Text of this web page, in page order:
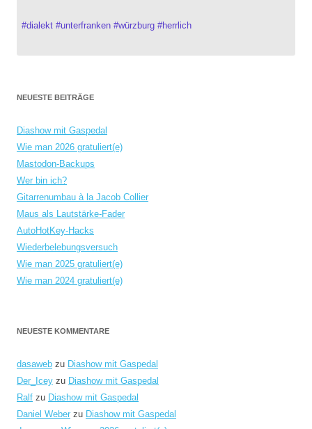
#dialekt #unterfranken #würzburg #herrlich
NEUESTE BEITRÄGE
Diashow mit Gaspedal
Wie man 2026 gratuliert(e)
Mastodon-Backups
Wer bin ich?
Gitarrenumbau à la Jacob Collier
Maus als Lautstärke-Fader
AutoHotKey-Hacks
Wiederbelebungsversuch
Wie man 2025 gratuliert(e)
Wie man 2024 gratuliert(e)
NEUESTE KOMMENTARE
dasaweb zu Diashow mit Gaspedal
Der_Icey zu Diashow mit Gaspedal
Ralf zu Diashow mit Gaspedal
Daniel Weber zu Diashow mit Gaspedal